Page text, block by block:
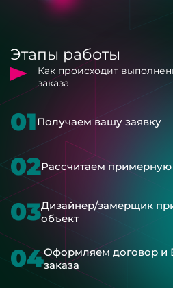
Этапы работы
Как происходит
заказа
01Получаем вашу заявку
02Рассчитаем примерную
03Дизайнер/замерщик
объект
04Оформляем договор и
заказа